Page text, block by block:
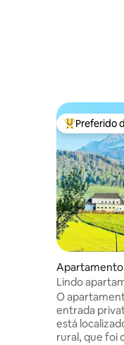
Entre os
Preferido
Apartamento
Lindo
moradia
rural/
O
entrada
está
rural, que foi